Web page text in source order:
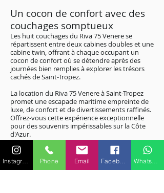
Un cocon de confort avec des
couchages somptueux
Les huit couchages du Riva 75 Venere se
répartissent entre deux cabines doubles et une
cabine twin, offrant à chaque occupant un
cocon de confort où se détendre après des
journées bien remplies à explorer les trésors
cachés de Saint-Tropez.
La location du Riva 75 Venere à Saint-Tropez
promet une escapade maritime empreinte de
luxe, de confort et de divertissements raffinés.
Offrez-vous cette expérience exceptionnelle
pour des souvenirs impérissables sur la Côte
d'Azur.
Pour plus de renseignements sur les
caractéristiques ou équipements,
Phone Email